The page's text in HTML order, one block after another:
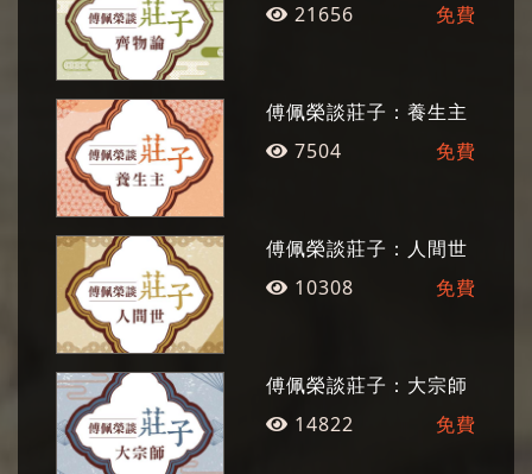
21656
免費
傅佩榮談莊子：養生主
7504
免費
傅佩榮談莊子：人間世
10308
免費
傅佩榮談莊子：大宗師
14822
免費